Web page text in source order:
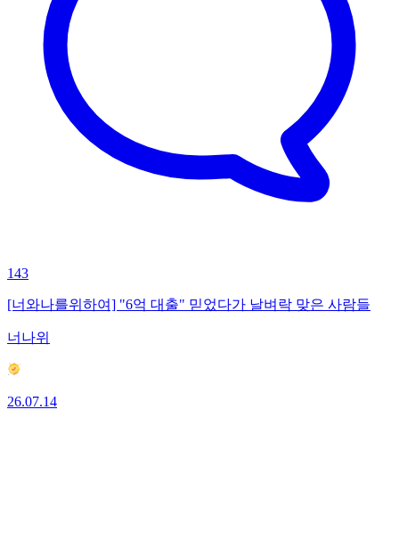
143
[너와나를위하여] "6억 대출" 믿었다가 날벼락 맞은 사람들
너나위
26.07.14